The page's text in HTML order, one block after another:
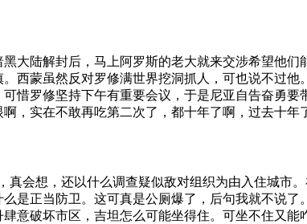
大陆解封后，马上阿罗斯的老大就来交涉希望他
西蒙虽然反对罗修满世界挖洞抓人，可也说不过
惜罗修坚持下午有重要会议，于是尼亚自告奋勇
，实在不敢再吃第二次了，都十年了啊，过去十年
真会想，还以什么调查疑似敌对组织为由入住城市
是正当防卫。这可真是公厕爆了，后句我就不说了
意破坏市区，吉坦怎么可能坐得住。可坐不住又